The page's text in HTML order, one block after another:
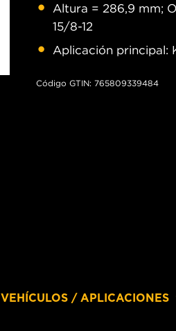
Altura = 286,9 mm;
15/8-12
Aplicación principal:
Código GTIN: 765809339484
VEHÍCULOS / APLICACIONES